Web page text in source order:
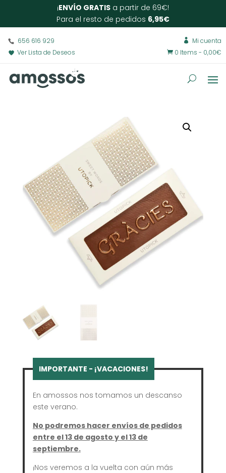
¡ENVÍO GRATIS a partir de 69€!
Para el resto de pedidos 6,95€
656 616 929
Ver Lista de Deseos
 Mi cuenta
 0 Items - 0,00€
En amossos nos tomamos un descanso
este verano.
No podremos hacer envíos de pedidos
entre el 13 de agosto y el 13 de
septiembre.
¡Nos veremos a la vuelta con aún más